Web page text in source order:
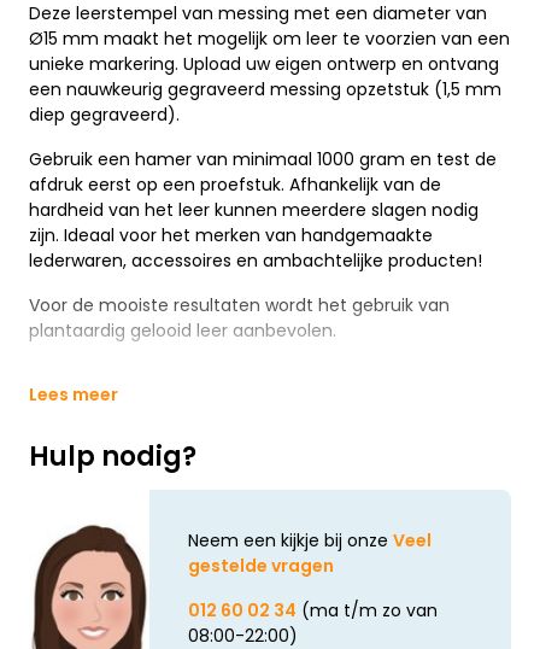
Deze leerstempel van messing met een diameter van
Ø15 mm maakt het mogelijk om leer te voorzien van een
unieke markering. Upload uw eigen ontwerp en ontvang
een nauwkeurig gegraveerd messing opzetstuk (1,5 mm
diep gegraveerd).
Gebruik een hamer van minimaal 1000 gram en test de
afdruk eerst op een proefstuk. Afhankelijk van de
hardheid van het leer kunnen meerdere slagen nodig
zijn. Ideaal voor het merken van handgemaakte
lederwaren, accessoires en ambachtelijke producten!
Voor de mooiste resultaten wordt het gebruik van
plantaardig gelooid leer aanbevolen.
Lees meer
Hulp nodig?
Neem een kijkje bij onze Veel
gestelde vragen
012 60 02 34 (ma t/m zo van
08:00-22:00)